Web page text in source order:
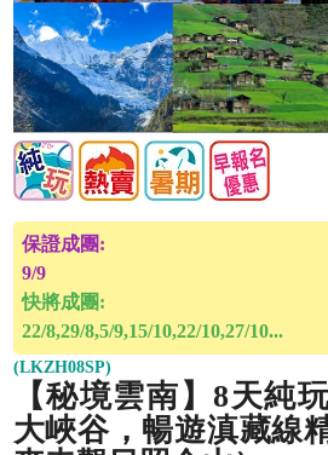
保證成團:
9/9
快將成團:
22/8,29/8,5/9,15/10,22/10,27/10...
(LKZH08SP)
【秘境雲南】8天純
大峽谷，暢遊滇藏線